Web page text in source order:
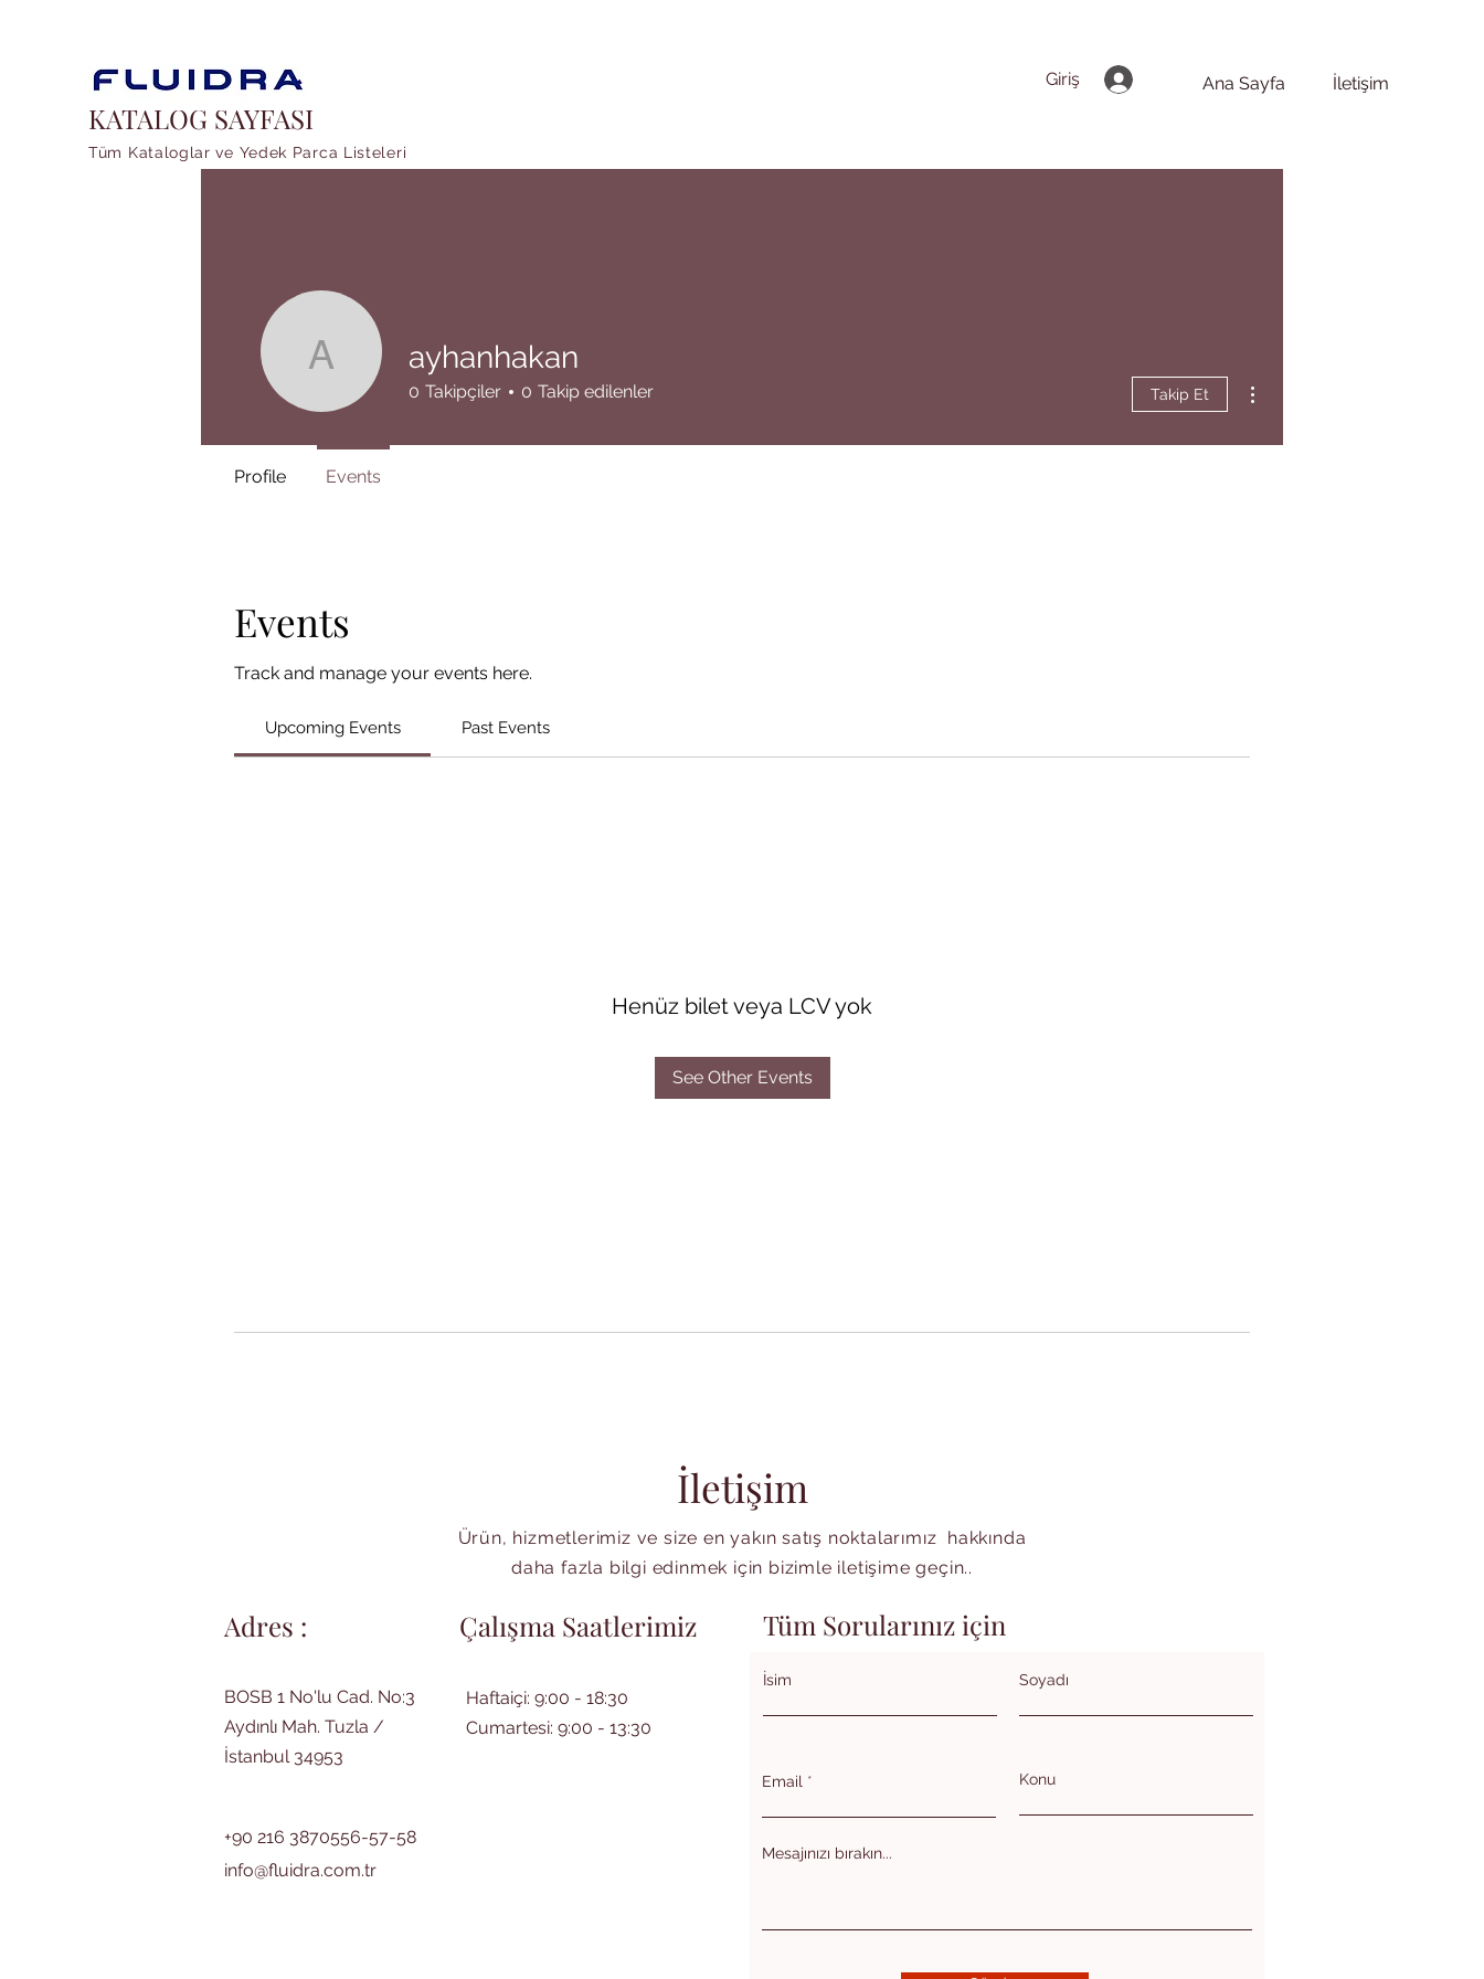
KATALOG SAYFASI
Tüm Kataloglar ve Yedek Parca Listeleri
Giriş Ana Sayfa İletişim
Events
Track and manage your events here.
Upcoming Events Past Events
Henüz bilet veya LCV yok
See Other Events
ayhanhakan
ayhanhakan
0 Takipçiler 0 Takip edilenler Takip Et
Profile Events
İletişim
Ürün, hizmetlerimiz ve size en yakın satış noktalarımız hakkında
daha fazla bilgi edinmek için bizimle iletişime geçin..
Adres :
BOSB 1 No'lu Cad. No:3
Aydınlı Mah. Tuzla /
İstanbul 34953
+90 216 3870556-57-58
info@fluidra.com.tr
Çalışma Saatlerimiz
Haftaiçi: 9:00 - 18:30
Cumartesi: 9:00 - 13:30
Tüm Sorularınız için
İsim Soyadı
Email Konu
Mesajınızı bırakın...